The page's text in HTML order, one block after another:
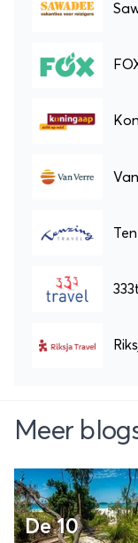
Meer
De 10